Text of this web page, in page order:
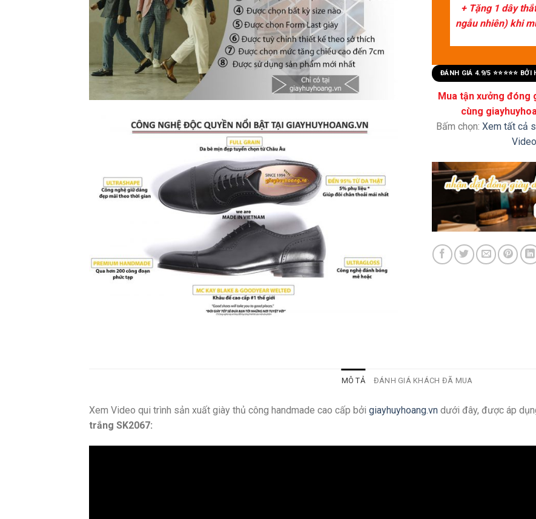
+ Tặng 1 dây
ngẫu nhiên) khi
ĐÁNH GIÁ 4.9/5 ⭐⭐⭐⭐⭐
Mua tận xưởng đóng
cùng
Bấm chọn: Xem tất cả
MÔ TẢ ĐÁNH GIÁ KHÁCH ĐÃ MUA
Xem Video qui trình sản xuất giày thủ công handmade cao cấp bởi giayhuyhoang.vn dưới đây, được áp
trắng SK2067: